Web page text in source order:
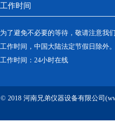
工作时间
为了避免不必要的等待，敬请注意我
工作时间，中国大陆法定节假日除外。
工作时间：24小时在线
© 2018 河南兄弟仪器设备有限公司